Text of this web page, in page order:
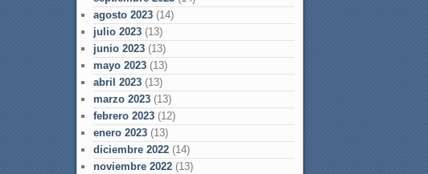
agosto 2023 (14)
julio 2023 (13)
junio 2023 (13)
mayo 2023 (13)
abril 2023 (13)
marzo 2023 (13)
febrero 2023 (12)
enero 2023 (13)
diciembre 2022 (14)
noviembre 2022 (13)